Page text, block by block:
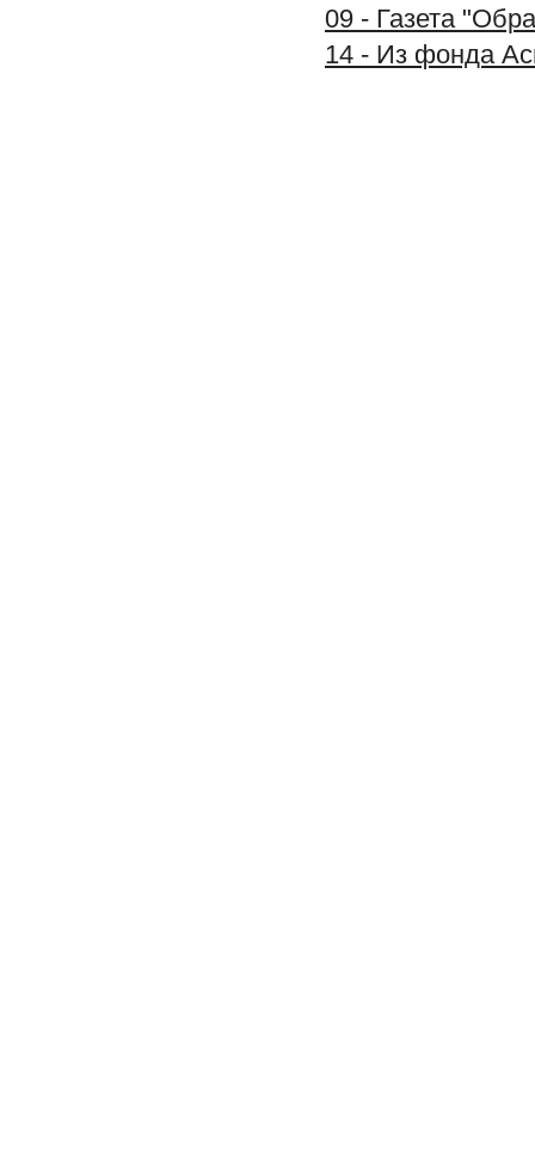
09 - Газета
14 - Из фонда